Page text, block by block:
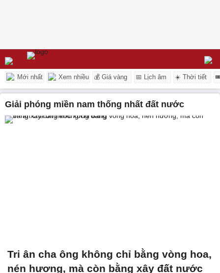
Mới nhất Xem nhiều 💰 Giá vàng 📅 Lịch âm ☀️ Thời tiết
giải phóng miền nam thống nhất đất nước
Tri ân cha ông không chỉ bằng vòng hoa,
nén hương, mà còn bằng xây đất nước